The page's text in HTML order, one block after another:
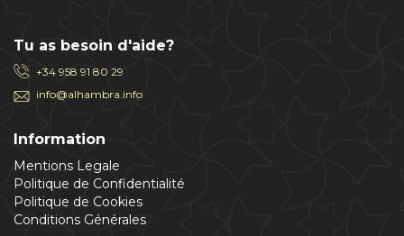
Tu as besoin d'aide?
+34 958 91 80 29
info@alhambra.info
Information
Mentions Legale
Politique de Confidentialité
Politique de Cookies
Conditions Générales